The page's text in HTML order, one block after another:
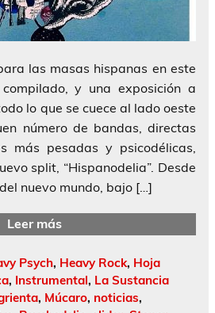
las masas hispanas en este
y una exposición a
lo que se cuece al lado oeste
número de bandas, directas
más pesadas y psicodélicas,
split, “Hispanodelia”. Desde
nuevo mundo, bajo […]
Leer más
Psych, Heavy Rock, Hoja
, Instrumental, La Sustancia
, Múcaro, noticias,